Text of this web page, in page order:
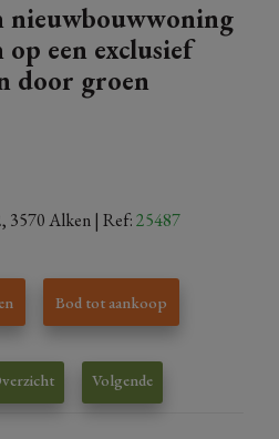
nieuwbouwwoning
op een exclusief
door groen
3570 Alken | Ref:25487
Bod tot aankoop
Volgende